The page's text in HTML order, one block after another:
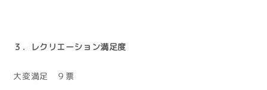
３．レクリエーション満足度
大変満足 ９票